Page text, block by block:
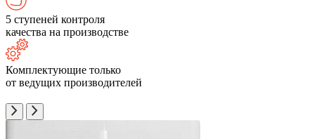
5 ступеней контроля
качества на производстве
Комплектующие только
от ведущих производителей